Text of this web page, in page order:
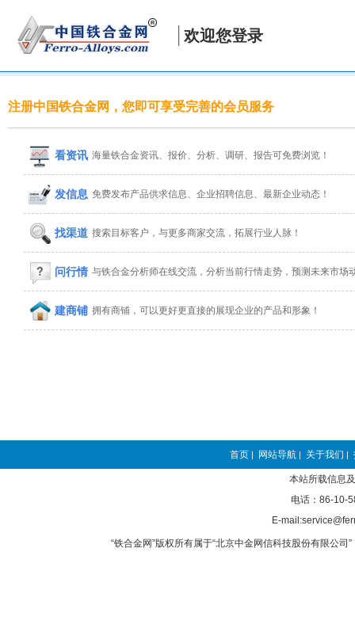
欢迎您登录
注册中国铁合金网，您即可享受完善的会员服务
看资讯 海量铁合金资讯、报价、分析、调研、报告可免费浏览！
发信息 免费发布产品供求信息、企业招聘信息、最新企业动态！
找渠道 搜索目标客户，与更多商家交流，拓展行业人脉！
问行情 与铁合金分析师在线交流，分析当前行情走势，预测未来市场
建商铺 拥有商铺，可以更好更直接的展现企业的产品和形象！
首页 | 网站导航 | 关于我们 |
本站所载信息
电话：86-10-
E-
“铁合金网”版权所有属于“北京中金网信科技股份有限公司